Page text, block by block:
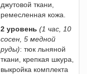
джутовой ткани,
ремесленная кожа.
2 уровень (1 час, 10
сосен, 5 медной
руды): тюк льняной
ткани, крепкая шкура,
выкройка комплекта